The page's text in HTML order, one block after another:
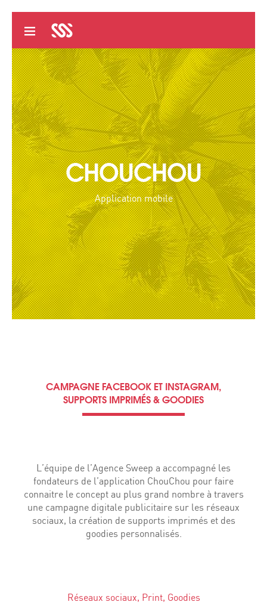
CHOUCHOU
Application mobile
CAMPAGNE FACEBOOK ET INSTAGRAM,
SUPPORTS IMPRIMÉS & GOODIES
L’équipe de l’Agence Sweep a accompagné les
fondateurs de l’application ChouChou pour faire
connaitre le concept au plus grand nombre à travers
une campagne digitale publicitaire sur les réseaux
sociaux, la création de supports imprimés et des
goodies personnalisés.
Réseaux sociaux, Print, Goodies